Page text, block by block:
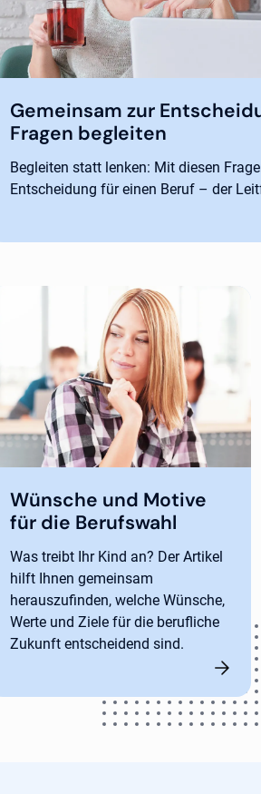
Gemeinsam zur
Fragen begleiten
Begleiten statt lenken: Mit diesen
Entscheidung für einen Beruf – der
Wünsche und Motive
für die Berufswahl
Was treibt Ihr Kind an? Der Artikel
hilft Ihnen gemeinsam
herauszufinden, welche Wünsche,
Werte und Ziele für die berufliche
Zukunft entscheidend sind.